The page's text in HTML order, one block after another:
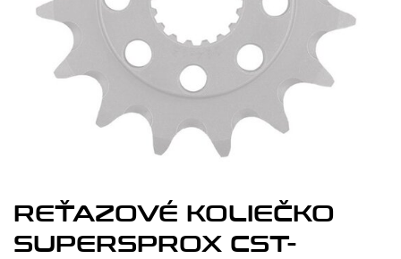
REŤAZOVÉ KOLIEČKO
SUPERSPROX CST-